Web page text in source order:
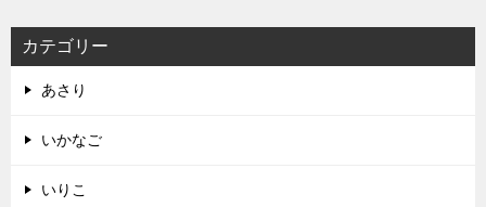
カテゴリー
あさり
いかなご
いりこ